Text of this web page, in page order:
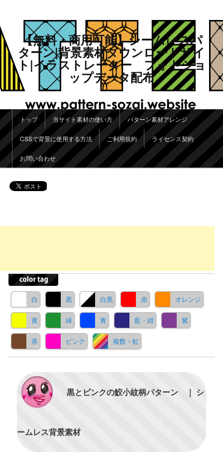
【無料・商用可能】シームレスパ
ターン|背景素材ダウンロードサイ
ト|イラストレーター フォトショ
ップデータ配布
メインメニュー
メインコンテンツへ移動
サブコンテンツへ移動
トップ 当サイト素材の使い方 パターン素材アレンジ
CSSで背景に使用する方法 ご利用規約 ライセンス契約
お問い合わせ
白 黒 白黒 赤 オレンジ
黄 緑 青 藍・紺 紫
茶 ピンク 複数・虹
黒とピンクの鮫小紋柄パターン ｜ シ
ームレス背景素材